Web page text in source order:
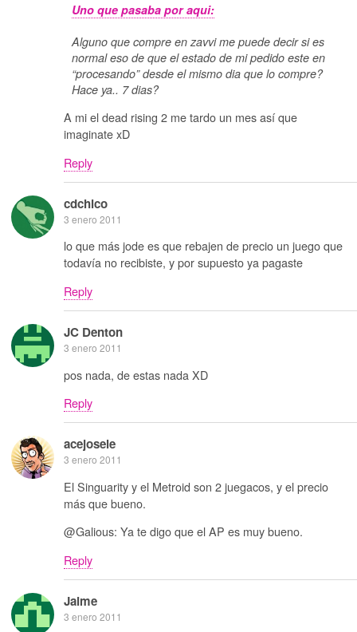
Uno que pasaba por aqui:
Alguno que compre en zavvi me puede decir si es
normal eso de que el estado de mi pedido este en
“procesando” desde el mismo dia que lo compre?
Hace ya.. 7 dias?
A mi el dead rising 2 me tardo un mes así que
imaginate xD
Reply
cdchico
3 enero 2011
lo que más jode es que rebajen de precio un juego que
todavía no recibiste, y por supuesto ya pagaste
Reply
JC Denton
3 enero 2011
pos nada, de estas nada XD
Reply
acejosele
3 enero 2011
El Singuarity y el Metroid son 2 juegacos, y el precio
más que bueno.
@Galious: Ya te digo que el AP es muy bueno.
Reply
Jaime
3 enero 2011